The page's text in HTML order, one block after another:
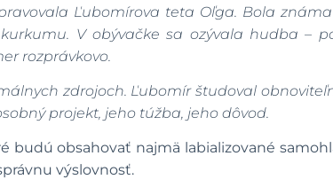
Ľubomírova teta Oľga. Bola
V obývačke sa ozývala hudba –
rozprávkovo.
zdrojoch. Ľubomír študoval
projekt, jeho túžba, jeho dôvod.
budú obsahovať najmä labializované
výslovnosť.